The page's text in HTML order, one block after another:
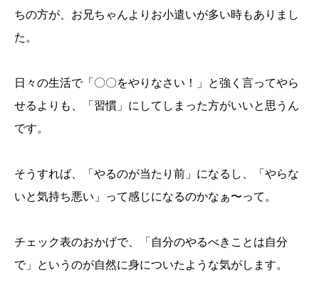
ちの方が、お兄ちゃんよりお小遣いが多い時もありまし
た。
日々の生活で「〇〇をやりなさい！」と強く言ってやら
せるよりも、「習慣」にしてしまった方がいいと思うん
です。
そうすれば、「やるのが当たり前」になるし、「やらな
いと気持ち悪い」って感じになるのかなぁ〜って。
チェック表のおかげで、「自分のやるべきことは自分
で」というのが自然に身についたような気がします。